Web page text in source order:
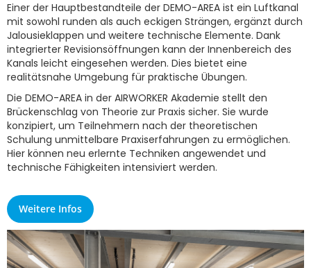
Einer der Hauptbestandteile der DEMO-AREA ist ein Luftkanal
mit sowohl runden als auch eckigen Strängen, ergänzt durch
Jalousieklappen und weitere technische Elemente. Dank
integrierter Revisionsöffnungen kann der Innenbereich des
Kanals leicht eingesehen werden. Dies bietet eine
realitätsnahe Umgebung für praktische Übungen.
Die DEMO-AREA in der AIRWORKER Akademie stellt den
Brückenschlag von Theorie zur Praxis sicher. Sie wurde
konzipiert, um Teilnehmern nach der theoretischen
Schulung unmittelbare Praxiserfahrungen zu ermöglichen.
Hier können neu erlernte Techniken angewendet und
technische Fähigkeiten intensiviert werden.
Weitere Infos